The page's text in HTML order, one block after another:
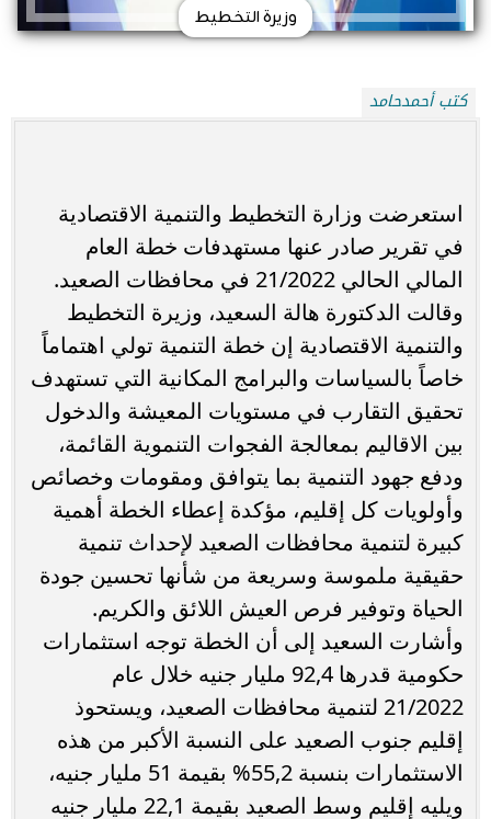
وزيرة التخطيط
كتب أحمدحامد
استعرضت وزارة التخطيط والتنمية الاقتصادية
في تقرير صادر عنها مستهدفات خطة العام
المالي الحالي 21/2022 في محافظات الصعيد.
وقالت الدكتورة هالة السعيد، وزيرة التخطيط
والتنمية الاقتصادية إن خطة التنمية تولي اهتماماً
خاصاً بالسياسات والبرامج المكانية التي تستهدف
تحقيق التقارب في مستويات المعيشة والدخول
بين الاقاليم بمعالجة الفجوات التنموية القائمة،
ودفع جهود التنمية بما يتوافق ومقومات وخصائص
وأولويات كل إقليم، مؤكدة إعطاء الخطة أهمية
كبيرة لتنمية محافظات الصعيد لإحداث تنمية
حقيقية ملموسة وسريعة من شأنها تحسين جودة
الحياة وتوفير فرص العيش اللائق والكريم.
وأشارت السعيد إلى أن الخطة توجه استثمارات
حكومية قدرها 92,4 مليار جنيه خلال عام
21/2022 لتنمية محافظات الصعيد، ويستحوذ
إقليم جنوب الصعيد على النسبة الأكبر من هذه
الاستثمارات بنسبة 55,2% بقيمة 51 مليار جنيه،
ويليه إقليم وسط الصعيد بقيمة 22,1 مليار جنيه